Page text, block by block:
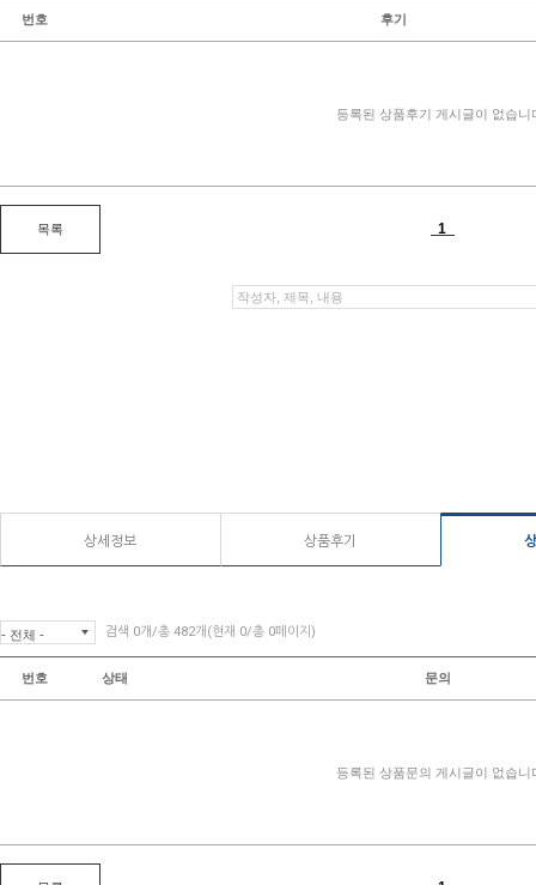
상세정보 상품후기